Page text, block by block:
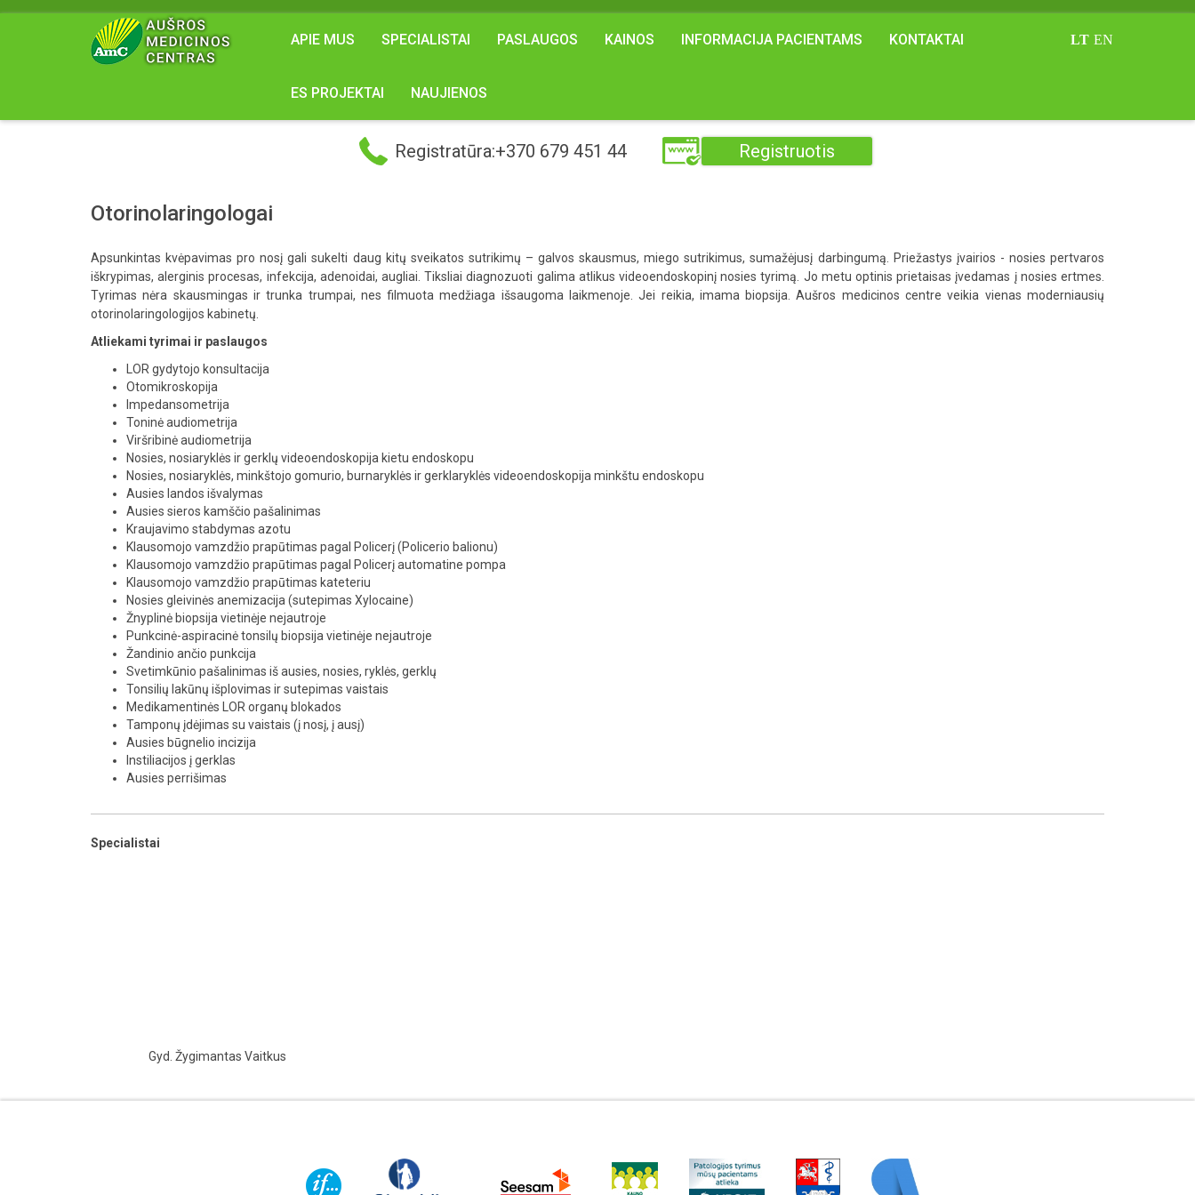
LT EN
APIE MUS SPECIALISTAI PASLAUGOS KAINOS INFORMACIJA PACIENTAMS KONTAKTAI
ES PROJEKTAI NAUJIENOS
Registratūra:+370 679 451 44 Registruotis
Otorinolaringologai
Apsunkintas kvėpavimas pro nosį gali sukelti daug kitų sveikatos sutrikimų – galvos skausmus, miego sutrikimus, sumažėjusį darbingumą. Priežastys įvairios - nosies pertvaros
iškrypimas, alerginis procesas, infekcija, adenoidai, augliai. Tiksliai diagnozuoti galima atlikus videoendoskopinį nosies tyrimą. Jo metu optinis prietaisas įvedamas į nosies ertmes.
Tyrimas nėra skausmingas ir trunka trumpai, nes filmuota medžiaga išsaugoma laikmenoje. Jei reikia, imama biopsija. Aušros medicinos centre veikia vienas moderniausių
otorinolaringologijos kabinetų.
Atliekami tyrimai ir paslaugos
LOR gydytojo konsultacija
Otomikroskopija
Impedansometrija
Toninė audiometrija
Viršribinė audiometrija
Nosies, nosiaryklės ir gerklų videoendoskopija kietu endoskopu
Nosies, nosiaryklės, minkštojo gomurio, burnaryklės ir gerklaryklės videoendoskopija minkštu endoskopu
Ausies landos išvalymas
Ausies sieros kamščio pašalinimas
Kraujavimo stabdymas azotu
Klausomojo vamzdžio prapūtimas pagal Policerį (Policerio balionu)
Klausomojo vamzdžio prapūtimas pagal Policerį automatine pompa
Klausomojo vamzdžio prapūtimas kateteriu
Nosies gleivinės anemizacija (sutepimas Xylocaine)
Žnyplinė biopsija vietinėje nejautroje
Punkcinė-aspiracinė tonsilų biopsija vietinėje nejautroje
Žandinio ančio punkcija
Svetimkūnio pašalinimas iš ausies, nosies, ryklės, gerklų
Tonsilių lakūnų išplovimas ir sutepimas vaistais
Medikamentinės LOR organų blokados
Tamponų įdėjimas su vaistais (į nosį, į ausį)
Ausies būgnelio incizija
Instiliacijos į gerklas
Ausies perrišimas
Specialistai
Gyd. Žygimantas Vaitkus